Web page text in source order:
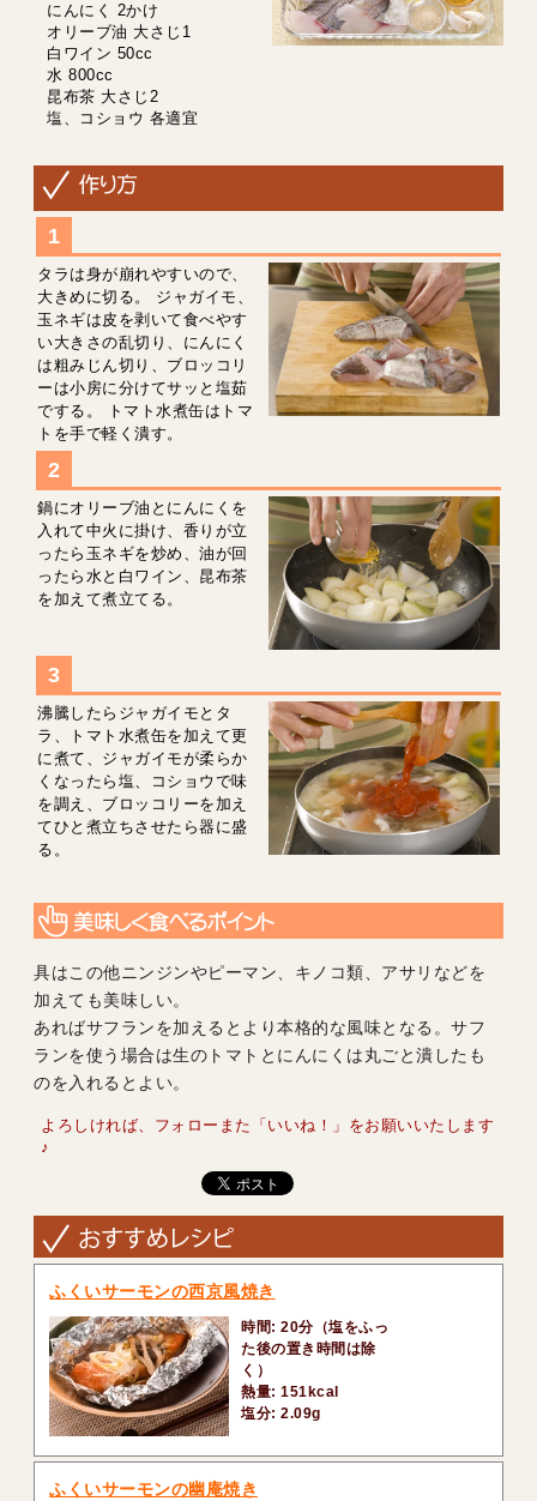
にんにく 2かけ
オリーブ油 大さじ1
白ワイン 50cc
水 800cc
昆布茶 大さじ2
塩、コショウ 各適宜
タラは身が崩れやすいので、
大きめに切る。 ジャガイモ、
玉ネギは皮を剥いて食べやす
い大きさの乱切り、にんにく
は粗みじん切り、ブロッコリ
ーは小房に分けてサッと塩茹
でする。 トマト水煮缶はトマ
トを手で軽く潰す。
鍋にオリーブ油とにんにくを
入れて中火に掛け、香りが立
ったら玉ネギを炒め、油が回
ったら水と白ワイン、昆布茶
を加えて煮立てる。
沸騰したらジャガイモとタ
ラ、トマト水煮缶を加えて更
に煮て、ジャガイモが柔らか
くなったら塩、コショウで味
を調え、ブロッコリーを加え
てひと煮立ちさせたら器に盛
る。
具はこの他ニンジンやピーマン、キノコ類、アサリなどを
加えても美味しい。
あればサフランを加えるとより本格的な風味となる。サフ
ランを使う場合は生のトマトとにんにくは丸ごと潰したも
のを入れるとよい。
よろしければ、フォローまた「いいね！」をお願いいたします
♪
ふくいサーモンの西京風焼き
時間: 20分（塩をふっ
た後の置き時間は除
く）
熱量: 151kcal
塩分: 2.09g
ふくいサーモンの幽庵焼き